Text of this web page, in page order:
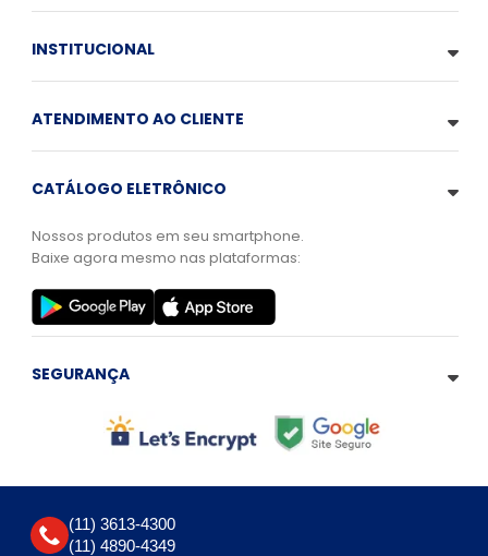
INSTITUCIONAL
ATENDIMENTO AO CLIENTE
CATÁLOGO ELETRÔNICO
Nossos produtos em seu smartphone.
Baixe agora mesmo nas plataformas:
SEGURANÇA
(11) 3613-4300
(11) 4890-4349